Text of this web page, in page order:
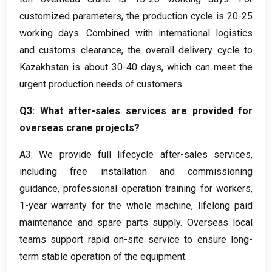
customized parameters, the production cycle is 20-25
working days.Combined with international logistics
and customs clearance,the overall delivery cycle to
Kazakhstan is about30-40 days,which can meet the
urgent production needs of customers.
Q3: What after-sales services are provided for
overseas crane projects?
A3:We provide full lifecycle after-sales services,
including free installation and commissioning
guidance,professional operation training for workers,
1-year warranty for the whole machine, lifelong paid
maintenance and spare parts supply. Overseas local
teams support rapid on-site service to ensure long-
term stable operation of the equipment.